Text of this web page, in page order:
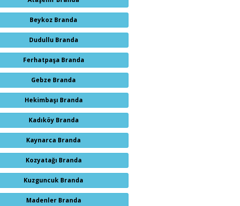
Beykoz Branda
Dudullu Branda
Ferhatpaşa Branda
Gebze Branda
Hekimbaşı Branda
Kadıköy Branda
Kaynarca Branda
Kozyatağı Branda
Kuzguncuk Branda
Madenler Branda